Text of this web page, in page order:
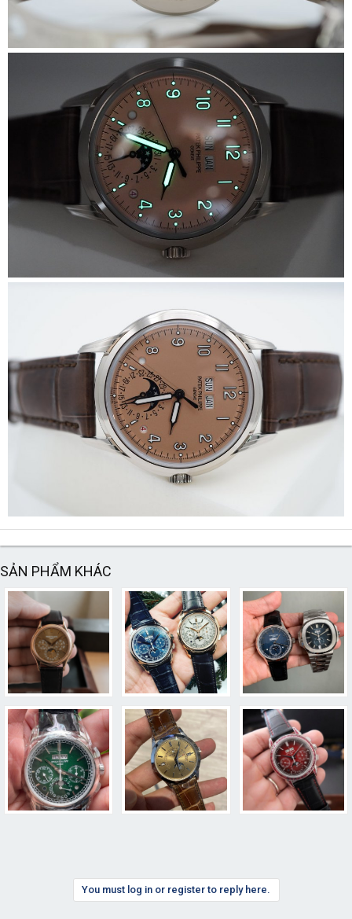
SẢN PHẨM KHÁC
You must log in or register to reply here.